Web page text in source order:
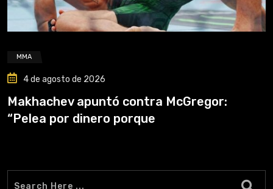
MMA
4 de agosto de 2026
Makhachev apuntó contra McGregor:
“Pelea por dinero porque